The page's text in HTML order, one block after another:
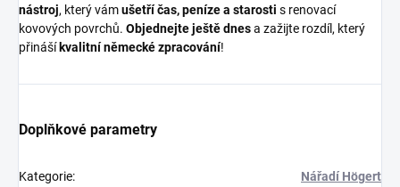
nástroj, který vámušetří čas, peníze a starosti s renovací
kovových povrchů. Objednejte ještě dnesa zažijte rozdíl, který
přináší kvalitní německé zpracování!
Doplňkové parametry
Kategorie: Nářadí Högert